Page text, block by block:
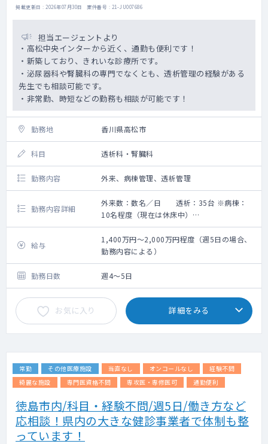
掲載更新日 : 2026年07月30日 案件番号 : 21-JU007686
担当エージェントより
・高松中央インターから近く、通勤も便利です！
・新築しており、きれいな診療所です。
・泌尿器科や腎臓科の専門でなくとも、透析管理の経験がある
先生でも相談可能です。
・非常勤、時短などの勤務も相談が可能です！
勤務地 香川県高松市
科目 透析科・腎臓科
勤務内容 外来、病棟管理、透析管理
勤務内容詳細
外来数：数名／日 透析：35台 ※病棟：
10名程度（現在は休床中）
手術数：なし
・透析は午前1クールになります。
・空いた時間で入院患者の回診や、訪問診療
などをお願いすることがございます。
※あくまでも透析管理が中心となりま
す。
透析管理以外の勤務内容については、
先生のご希望をお聞きし相談のうえ決定とな
ります。
給与
1,400万円～2,000万円程度（週5日の場合、
勤務内容による）
勤務日数 週4～5日
お気に入り 詳細をみる
常勤 その他医療施設 当直なし オンコールなし
経験不問
綺麗な施設
専門医資格不問 専攻医・専修医可 通勤便利
徳島市内/科目・経験不問/週5日/働き方など
応相談！県内の大きな健診事業者で体制も整
っています！